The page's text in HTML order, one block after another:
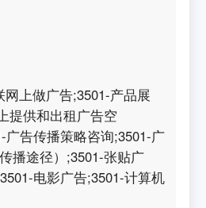
上做广告;3501-产品展
提供和出租广告空
广告传播策略咨询;3501-广
播途径）;3501-张贴广
电影广告;3501-计算机